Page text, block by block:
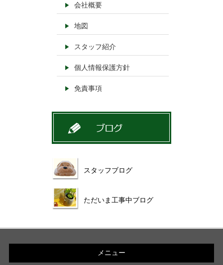
会社概要
地図
スタッフ紹介
個人情報保護方針
免責事項
スタッフブログ
ただいま工事中ブログ
メニュー